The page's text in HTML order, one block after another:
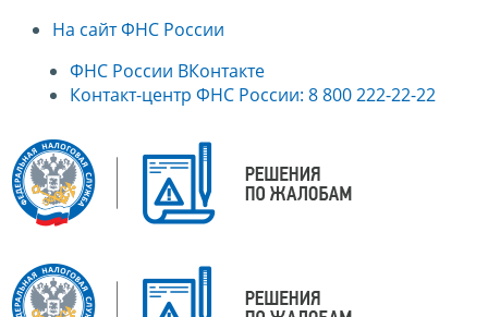
На сайт ФНС России
ФНС России ВКонтакте
Контакт-центр ФНС России: 8 800 222-22-22